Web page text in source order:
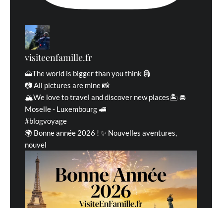
visiteenfamille.fr
🗻The world is bigger than you think 🗿
📷 All pictures are mine 📸
🏔We love to travel and discover new places🏝 🚘
Moselle - Luxembourg 🚅
#blogvoyage
🌍 Bonne année 2026 ! ✨ Nouvelles aventures,
nouvel